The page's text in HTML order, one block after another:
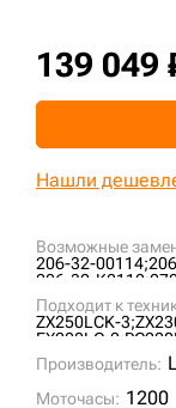
Возможные
206-32-00114;
206-32-K2112;
9098529;
AT186160;
LH1075/51;
Подходит к
ZX250LCK-3;
EX220LC-2;
PC220LC-8;
EX220LC-3;
R250LC-7A;
Производитель:
Моточасы: 1200
139 049
Нашли